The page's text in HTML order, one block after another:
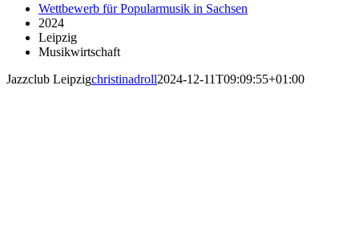
Wettbewerb für Popularmusik in Sachsen
2024
Leipzig
Musikwirtschaft
Jazzclub Leipzigchristinadroll2024-12-11T09:09:55+01:00